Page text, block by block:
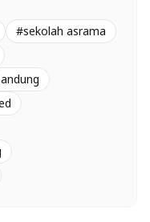
#sekolah asrama